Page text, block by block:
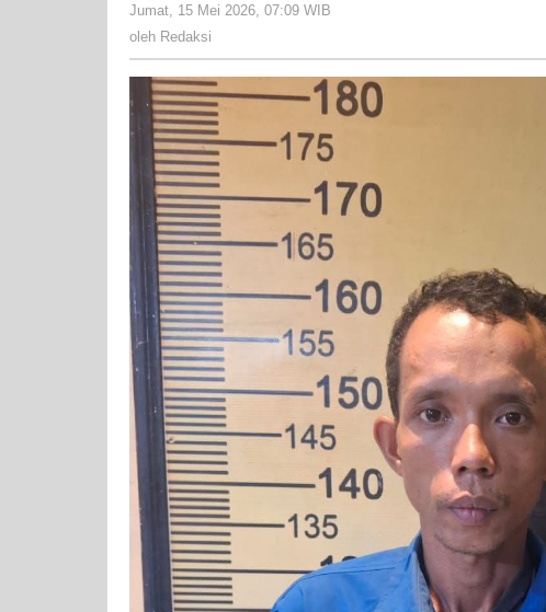
Jumat, 15 Mei 2026, 07:09 WIB
oleh Redaksi